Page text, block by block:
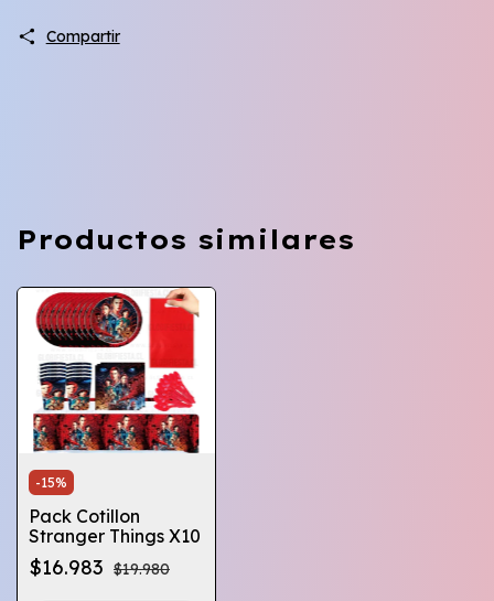
Compartir
Productos similares
-15%
Pack Cotillon
Stranger Things X10
$16.983 $19.980